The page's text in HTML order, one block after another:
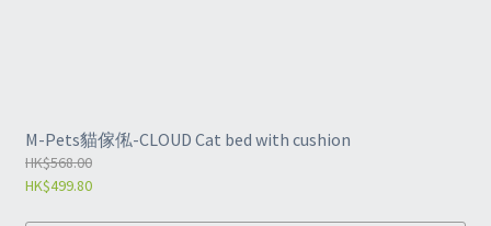
M-Pets貓傢俬-CLOUD Cat bed with cushion
HK$568.00
HK$499.80